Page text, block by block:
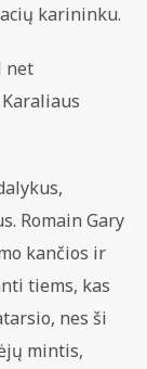
karininku.
net
Romain Gary
kančios ir
tiems, kas
nes ši
mintis,